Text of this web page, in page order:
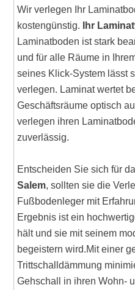
Wir verlegen Ihr
kostengünstig.
Ihr
Laminatboden ist stark
und für alle Räume in
seines Klick-System lässt
verlegen. Laminat wertet
Geschäftsräume optisch
verlegen ihren
zuverlässig.
Entscheiden Sie sich für
Salem, sollten sie die
Fußbodenleger mit
Ergebnis ist ein
hält und sie mit seinem
begeistern wird.Mit einer
Trittschalldämmung
Gehschall in ihren Wohn-